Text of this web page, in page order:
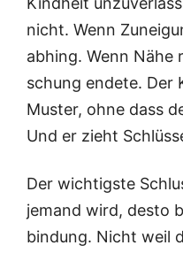
nicht. Wenn
abhing. Wenn
schung ende­te. Der
Mus­ter, ohne dass
Und er zieht
Der wich­tigs­te
jemand wird, des­to
bin­dung. Nicht weil